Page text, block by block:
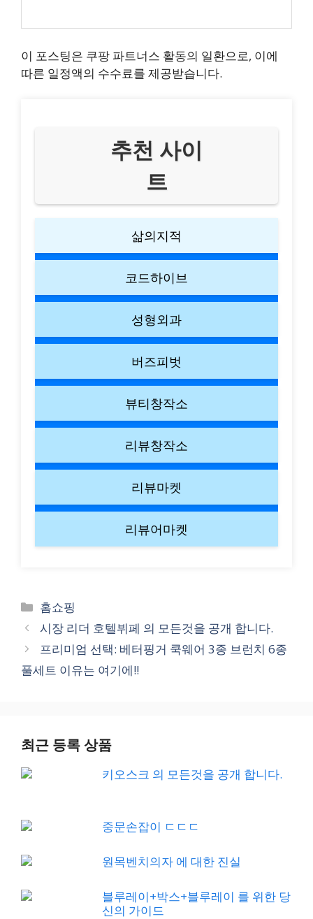
이 포스팅은 쿠팡 파트너스 활동의 일환으로, 이에
따른 일정액의 수수료를 제공받습니다.
추천 사이
트
삶의지적
코드하이브
성형외과
버즈피벗
뷰티창작소
리뷰창작소
리뷰마켓
리뷰어마켓
Categories
홈쇼핑
시장 리더 호텔뷔페 의 모든것을 공개 합니다.
프리미엄 선택: 베터핑거 쿡웨어 3종 브런치 6종
풀세트 이유는 여기에!!
최근 등록 상품
키오스크 의 모든것을 공개 합니다.
중문손잡이 ㄷㄷㄷ
원목벤치의자 에 대한 진실
블루레이+박스+블루레이 를 위한 당
신의 가이드